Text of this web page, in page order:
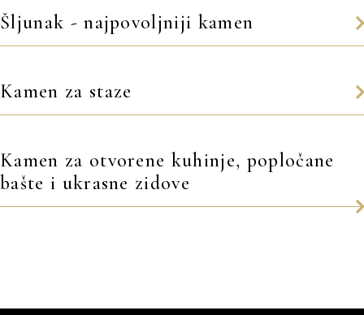
Šljunak - najpovoljniji kamen
Kamen za staze
Kamen za otvorene kuhinje, popločane
bašte i ukrasne zidove